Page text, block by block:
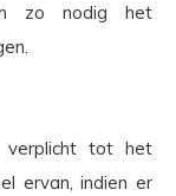
zo nodig het
verplicht tot het
ervan, indien er